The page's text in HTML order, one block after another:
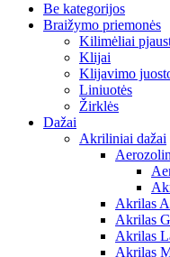
Be kategorijos
Braižymo priemonės
Kilimėliai
Klijai
Klijavimo
Liniuotės
Žirklės
Dažai
Akriliniai dažai
Akrilas
Akrilas
Akrilas
Akrilas